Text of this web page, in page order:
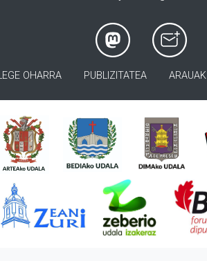
OHARRA PUBLIZITATEA ARAUAK